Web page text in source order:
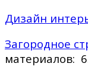
Дизайн
Загородное
материалов: